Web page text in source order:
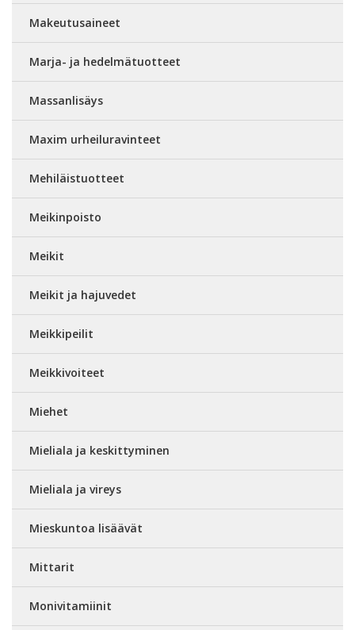
Makeutusaineet
Marja- ja hedelmätuotteet
Massanlisäys
Maxim urheiluravinteet
Mehiläistuotteet
Meikinpoisto
Meikit
Meikit ja hajuvedet
Meikkipeilit
Meikkivoiteet
Miehet
Mieliala ja keskittyminen
Mieliala ja vireys
Mieskuntoa lisäävät
Mittarit
Monivitamiinit